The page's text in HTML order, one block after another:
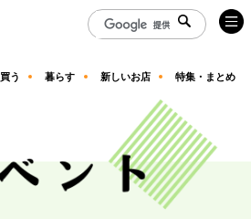
買う 暮らす 新しいお店 特集・まとめ